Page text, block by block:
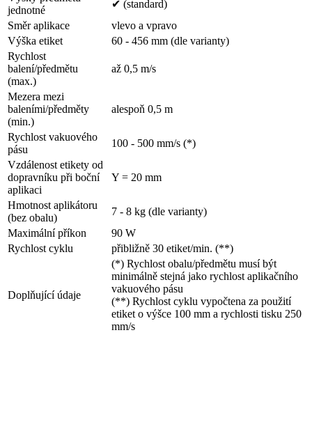
jednotné
✔ (standard)
Směr aplikace
vlevo a vpravo
Výška etiket
60 - 456 mm (dle varianty)
Rychlost
balení/předmětu
(max.)
až 0,5 m/s
Mezera mezi
baleními/předměty
(min.)
alespoň 0,5 m
Rychlost vakuového
pásu
100 - 500 mm/s (*)
Vzdálenost etikety od
dopravníku při boční
aplikaci
Y = 20 mm
Hmotnost aplikátoru
(bez obalu)
7 - 8 kg (dle varianty)
Maximální příkon
90 W
Rychlost cyklu
přibližně 30 etiket/min. (**)
Doplňující údaje
(*) Rychlost obalu/předmětu musí být
minimálně stejná jako rychlost aplikačního
vakuového pásu
(**) Rychlost cyklu vypočtena za použití
etiket o výšce 100 mm a rychlosti tisku 250
mm/s